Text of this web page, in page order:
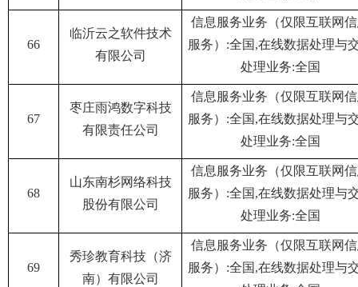
66
临沂云之软件技术
有限公司
信息服务业务（仅限互联网
服务）:全国,在线数据处理与
处理业务:全国
67
枣庄雨鸿数字科技
有限责任公司
信息服务业务（仅限互联网
服务）:全国,在线数据处理与
处理业务:全国
68
山东南杉网络科技
股份有限公司
信息服务业务（仅限互联网
服务）:全国,在线数据处理与
处理业务:全国
69
秀珍教育科技（济
南）有限公司
信息服务业务（仅限互联网
服务）:全国,在线数据处理与